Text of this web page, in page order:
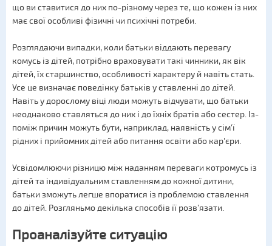
що ви ставитися до них по-різному через те, що кожен із них
має свої особливі фізичні чи психічні потреби.
Розглядаючи випадки, коли батьки віддають перевагу
комусь із дітей, потрібно враховувати такі чинники, як вік
дітей, їх старшинство, особливості характеру й навіть стать.
Усе це визначає поведінку батьків у ставленні до дітей.
Навіть у дорослому віці люди можуть відчувати, що батьки
неоднаково ставляться до них і до їхніх братів або сестер. Із-
поміж причин можуть бути, наприклад, наявність у сім'ї
рідних і прийомних дітей або питання освіти або кар'єри.
Усвідомлюючи різницю між наданням переваги котромусь із
дітей та індивідуальним ставленням до кожної дитини,
батьки зможуть легше впоратися із проблемою ставлення
до дітей. Розгляньмо декілька способів її розв’язати.
Проаналізуйте ситуацію